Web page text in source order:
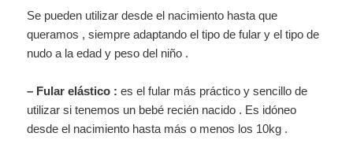
Se pueden utilizar desde el nacimiento hasta que
queramos , siempre adaptando el tipo de fular y el tipo de
nudo a la edad y peso del niño .
– Fular elástico :es el fular más práctico y sencillo de
utilizar si tenemos un bebé recién nacido . Es idóneo
desde el nacimiento hasta más o menos los 10kg .